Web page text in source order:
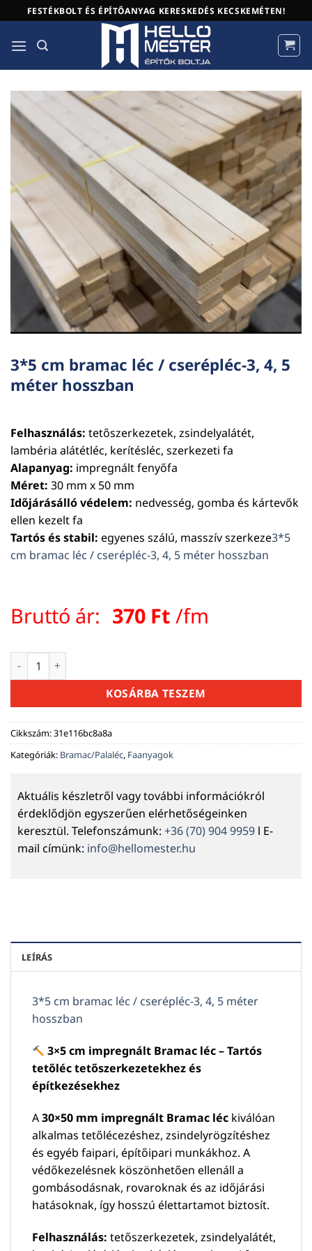
to
content
FESTÉKBOLT ÉS ÉPÍTŐANYAG KERESKEDÉS KECSKEMÉTEN!
3*5 cm bramac léc / cserépléc-3, 4, 5
méter hosszban
Felhasználás: tetőszerkezetek, zsindelyalátét,
lambéria alátétléc, kerítésléc, szerkezeti fa
Alapanyag: impregnált fenyőfa
Méret: 30 mm x 50 mm
Időjárásálló védelem: nedvesség, gomba és kártevők
ellen kezelt fa
Tartós és stabil: egyenes szálú, masszív szerkeze3*5
cm bramac léc / cserépléc-3, 4, 5 méter hosszban
Bruttó ár: 370 Ft /fm
3*5 cm bramac léc / cserépléc-3, 4, 5 méter hosszban
KOSÁRBA TESZEM
Cikkszám:31e116bc8a8a
Kategóriák: Bramac/Palaléc, Faanyagok
Aktuális készletről vagy további információkról
érdeklődjön egyszerűen elérhetőségeinken
keresztül. Telefonszámunk: +36 (70) 904 9959 l E-
mail címünk: info@hellomester.hu
LEÍRÁS
3*5 cm bramac léc / cserépléc-3, 4, 5 méter
hosszban
3×5 cm impregnált Bramac léc – Tartós
tetőléc tetőszerkezetekhez és
építkezésekhez
A30×50 mm impregnált Bramac léc kiválóan
alkalmas tetőlécezéshez, zsindelyrögzítéshez
és egyéb faipari, építőipari munkákhoz. A
védőkezelésnek köszönhetően ellenáll a
gombásodásnak, rovaroknak és az időjárási
hatásoknak, így hosszú élettartamot biztosít.
Felhasználás: tetőszerkezetek, zsindelyalátét,